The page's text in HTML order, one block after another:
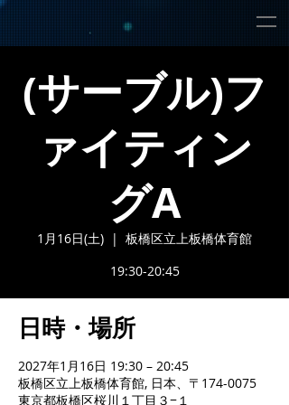
(サーブル)フ
ァイティン
グA
1月16日(土)
  |
板橋区立上板橋体育館
19:30-20:45
日時・場所
2027年1月16日 19:30 – 20:45
板橋区立上板橋体育館, 日本、〒174-0075
東京都板橋区桜川１丁目３−１